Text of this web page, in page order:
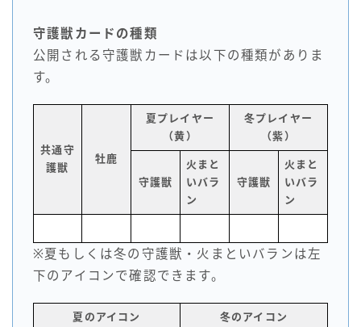
守護獣カードの種類
公開される守護獣カードは以下の種類がありま
す。
共通守
護獣
牡鹿
夏プレイヤー
（黄）
冬プレイヤー
（紫）
守護獣
火まと
いバラ
ン
守護獣
火まと
いバラ
ン
※夏もしくは冬の守護獣・火まといバランは左
下のアイコンで確認できます。
夏のアイコン 冬のアイコン